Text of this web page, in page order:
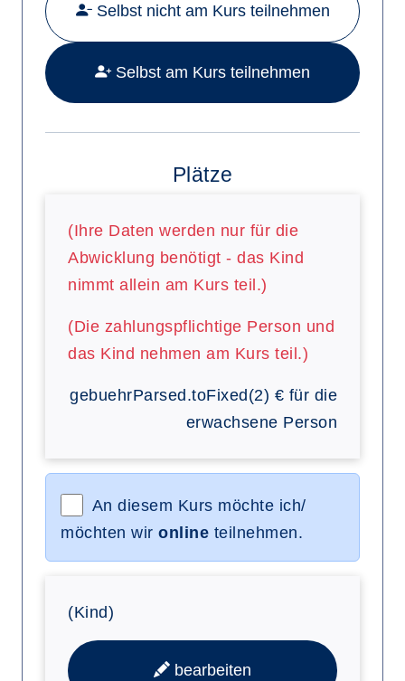
Selbst nicht am Kurs teilnehmen
Selbst am Kurs teilnehmen
Plätze
(Ihre Daten werden nur für die
Abwicklung benötigt - das Kind
nimmt allein am Kurs teil.)
(Die zahlungspflichtige Person und
das Kind nehmen am Kurs teil.)
gebuehrParsed.toFixed(2) € für die
erwachsene Person
An diesem Kurs möchte ich/
möchten wir online teilnehmen.
(Kind)
bearbeiten